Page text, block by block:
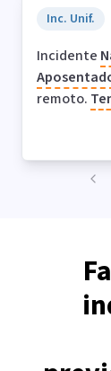
Inc. Unif.
Incidente
remoto.